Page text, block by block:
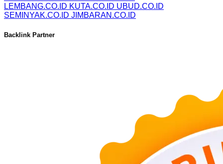
LEMBANG.CO.ID KUTA.CO.ID UBUD.CO.ID
SEMINYAK.CO.ID JIMBARAN.CO.ID
Backlink Partner